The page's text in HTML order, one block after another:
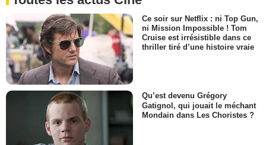
Ce soir sur Netflix : ni Top Gun,
ni Mission Impossible ! Tom
Cruise est irrésistible dans ce
thriller tiré d’une histoire vraie
Qu’est devenu Grégory
Gatignol, qui jouait le méchant
Mondain dans Les Choristes ?